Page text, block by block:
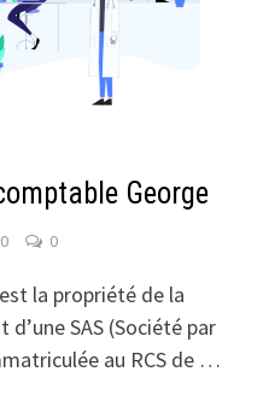
George
0
la propriété de la
SAS (Société par
au RCS de …